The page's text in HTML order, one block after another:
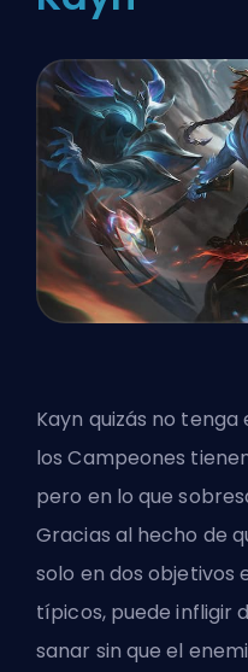
Kayn quizás no
los Campeones
pero en lo que
Gracias al hecho de
solo en dos objetivos
típicos, puede infligir
sanar sin que el